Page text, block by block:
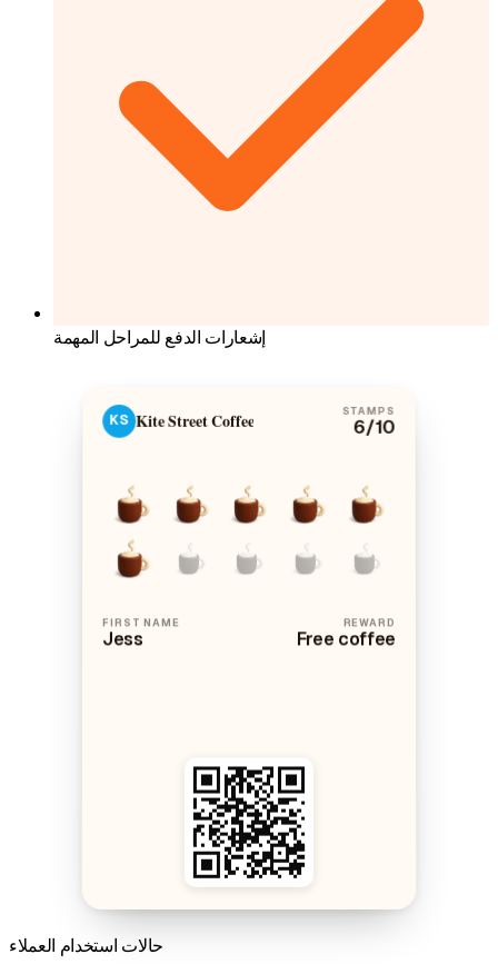
إشعارات الدفع للمراحل المهمة
KS Kite Street Coffee STAMPS
6/10
FIRST NAME
Jess
REWARD
Free coffee
حالات استخدام العملاء